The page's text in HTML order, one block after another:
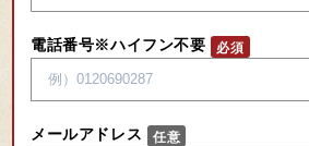
電話番号※ハイフン不要
メールアドレス